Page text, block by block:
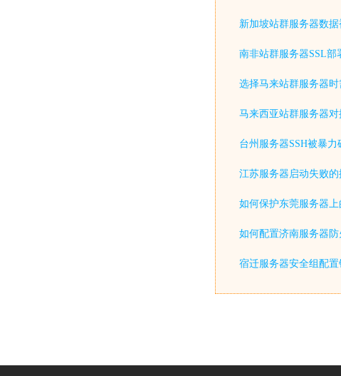
新加坡站群服务器数
南非站群服务器SSL部
选择马来站群服务器
马来西亚站群服务器
台州服务器SSH被暴
江苏服务器启动失败的
如何保护东莞服务器
如何配置济南服务器防
宿迁服务器安全组配